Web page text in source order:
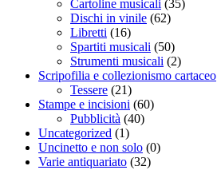
Cartoline musicali (35)
Dischi in vinile (62)
Libretti (16)
Spartiti musicali (50)
Strumenti musicali (2)
Scripofilia e collezionismo cartaceo
Tessere (21)
Stampe e incisioni (60)
Pubblicità (40)
Uncategorized (1)
Uncinetto e non solo (0)
Varie antiquariato (32)